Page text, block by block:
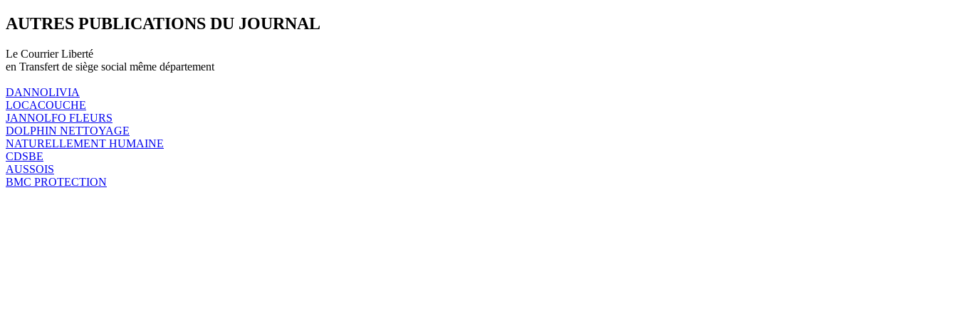
AUTRES PUBLICATIONS DU JOURNAL
Le Courrier Liberté
en Transfert de siège social même département
DANNOLIVIA
LOCACOUCHE
JANNOLFO FLEURS
DOLPHIN NETTOYAGE
NATURELLEMENT HUMAINE
CDSBE
AUSSOIS
BMC PROTECTION